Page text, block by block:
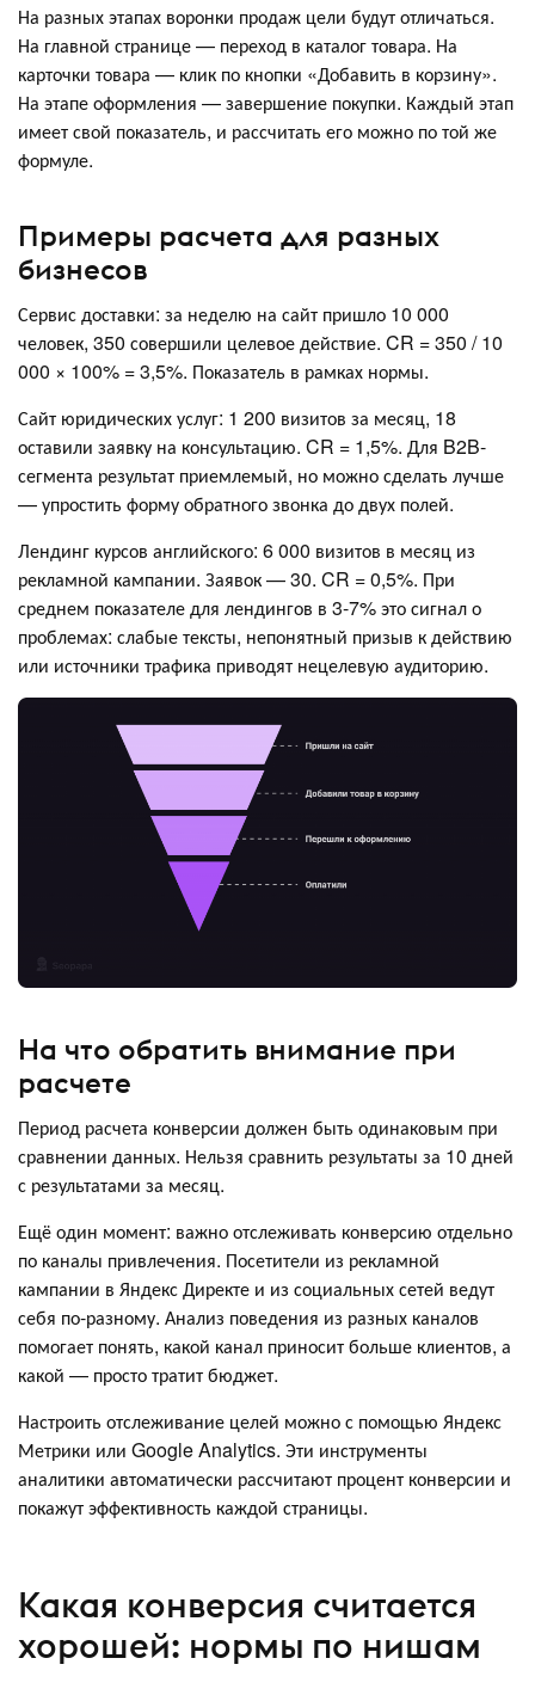
На разных этапах воронки продаж цели будут отличаться.
На главной странице — переход в каталог товара. На
карточки товара — клик по кнопки «Добавить в корзину».
На этапе оформления — завершение покупки. Каждый этап
имеет свой показатель, и рассчитать его можно по той же
формуле.
Примеры расчета для разных
бизнесов
Сервис доставки: за неделю на сайт пришло 10 000
человек, 350 совершили целевое действие. CR = 350 / 10
000 × 100% = 3,5%. Показатель в рамках нормы.
Сайт юридических услуг: 1 200 визитов за месяц, 18
оставили заявку на консультацию. CR = 1,5%. Для B2B-
сегмента результат приемлемый, но можно сделать лучше
— упростить форму обратного звонка до двух полей.
Лендинг курсов английского: 6 000 визитов в месяц из
рекламной кампании. Заявок — 30. CR = 0,5%. При
среднем показателе для лендингов в 3-7% это сигнал о
проблемах: слабые тексты, непонятный призыв к действию
или источники трафика приводят нецелевую аудиторию.
На что обратить внимание при
расчете
Период расчета конверсии должен быть одинаковым при
сравнении данных. Нельзя сравнить результаты за 10 дней
с результатами за месяц.
Ещё один момент: важно отслеживать конверсию отдельно
по каналы привлечения. Посетители из рекламной
кампании в Яндекс Директе и из социальных сетей ведут
себя по-разному. Анализ поведения из разных каналов
помогает понять, какой канал приносит больше клиентов, а
какой — просто тратит бюджет.
Настроить отслеживание целей можно с помощью Яндекс
Метрики или Google Analytics. Эти инструменты
аналитики автоматически рассчитают процент конверсии и
покажут эффективность каждой страницы.
Какая конверсия считается
хорошей: нормы по нишам